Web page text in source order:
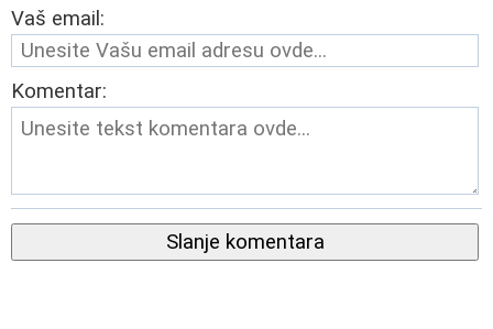
Vaš email:
Komentar:
Slanje komentara